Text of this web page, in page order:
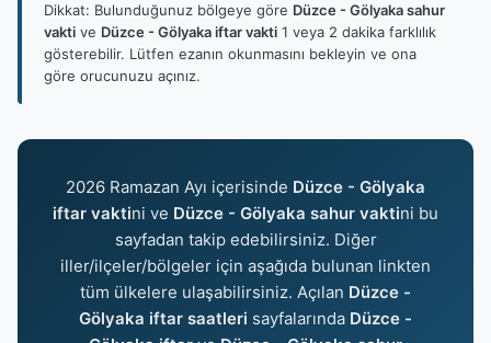
Dikkat: Bulunduğunuz bölgeye göre Düzce - Gölyaka sahur
vakti ve Düzce - Gölyaka iftar vakti 1 veya 2 dakika farklılık
gösterebilir. Lütfen ezanın okunmasını bekleyin ve ona
göre orucunuzu açınız.
2026 Ramazan Ayı içerisinde Düzce - Gölyaka
iftar vaktini ve Düzce - Gölyaka sahur vaktini bu
sayfadan takip edebilirsiniz. Diğer
iller/ilçeler/bölgeler için aşağıda bulunan linkten
tüm ülkelere ulaşabilirsiniz. Açılan Düzce -
Gölyaka iftar saatleri sayfalarında Düzce -